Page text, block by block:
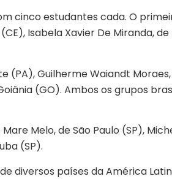
cinco estudantes cada. O
Isabela Xavier De Miranda,
(PA), Guilherme Waiandt
(GO). Ambos os grupos
Melo, de São Paulo (SP),
(SP).
diversos países da América